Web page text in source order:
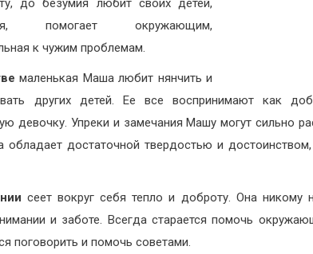
до безумия любит своих детей,
помогает окружающим,
к чужим проблемам.
маленькая Маша любит нянчить и
других детей. Ее все воспринимают как
девочку. Упреки и замечания Машу могут сильно
обладает достаточной твердостью и достоинством,
сеет вокруг себя тепло и доброту. Она никому
и заботе. Всегда старается помочь
поговорить и помочь советами.